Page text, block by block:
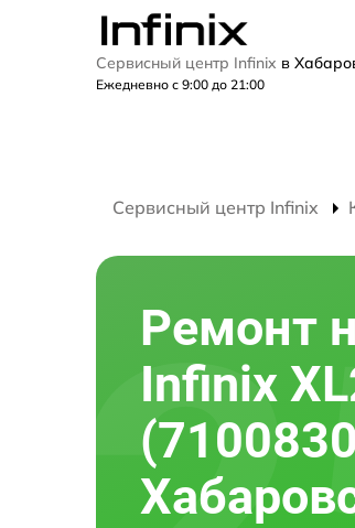
Сервисный центр Infinix в
Ежедневно с 9:00 до 21:00
Сервисный центр Infinix
Ремонт
Infinix